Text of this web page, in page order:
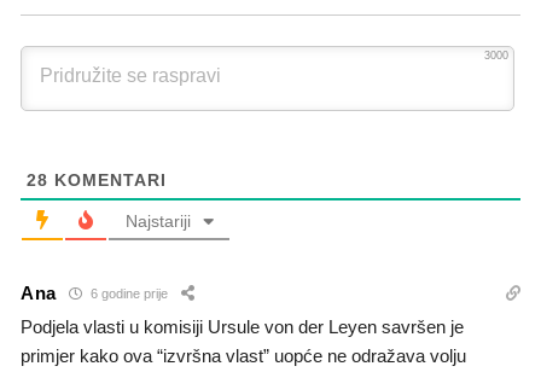
3000
28 KOMENTARI
Najstariji
Ana 6 godine prije
Podjela vlasti u komisiji Ursule von der Leyen savršen je
primjer kako ova “izvršna vlast” uopće ne odražava volju